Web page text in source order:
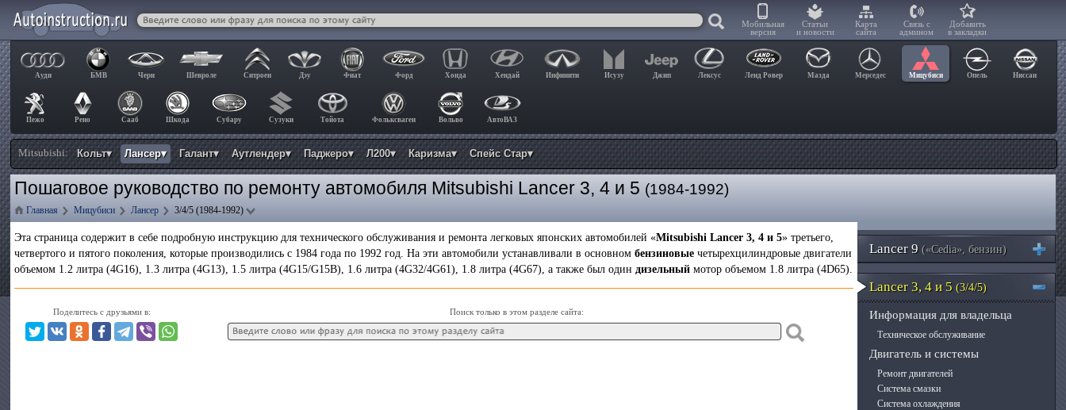
Мобильная
версия
Статьи
и новости
Карта
сайта
Связь с
админом
Добавить
в закладки
Ауди БМВ Чери Шевроле Ситроен Дэу Фиат Форд Хонда Хендай Инфинити Исузу Джип Лексус Ленд Ровер Мазда Мерседес Мицубиси Опель Ниссан
Пежо Рено Сааб Шкода Субару Сузуки Тойота Фольксваген Вольво АвтоВАЗ
Mitsubishi: Кольт▾ Лансер▾ Галант▾ Аутлендер▾ Паджеро▾ Л200▾ Каризма▾ Спейс Стар▾
Пошаговое руководство по ремонту автомобиля Mitsubishi Lancer 3, 4 и 5 (1984-1992)
Главная Мицубиси Лансер 3/4/5 (1984-1992)
Эта страница содержит в себе подробную инструкцию для технического обслуживания и ремонта легковых японских автомобилей «Mitsubishi Lancer 3, 4 и 5» третьего,
четвертого и пятого поколения, которые производились с 1984 года по 1992 год. На эти автомобили устанавливали в основномбензиновые четырехцилиндровые двигатели
объемом 1.2 литра (4G16), 1.3 литра (4G13), 1.5 литра (4G15/G15B), 1.6 литра (4G32/4G61), 1.8 литра (4G67), а также был одиндизельный мотор объемом 1.8 литра (4D65).
Поделитесь с друзьями в: Поиск только в этом разделе сайта:
Lancer 9 («Cedia», бензин)
Lancer 3, 4 и 5 (3/4/5)
Информация для владельца
Техническое обслуживание
Двигатель и системы
Ремонт двигателей
Система смазки
Система охлаждения